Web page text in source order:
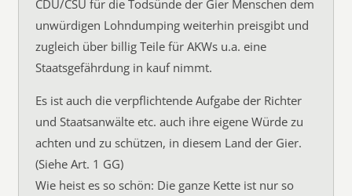
CDU/CSU für die Todsünde der Gier Menschen dem
unwürdigen Lohndumping weiterhin preisgibt und
zugleich über billig Teile für AKWs u.a. eine
Staatsgefährdung in kauf nimmt.
Es ist auch die verpflichtende Aufgabe der Richter
und Staatsanwälte etc. auch ihre eigene Würde zu
achten und zu schützen, in diesem Land der Gier.
(Siehe Art. 1 GG)
Wie heist es so schön: Die ganze Kette ist nur so